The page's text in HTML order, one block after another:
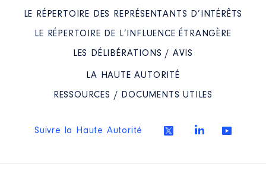
LE RÉPERTOIRE DES REPRÉSENTANTS D’INTÉRÊTS
LE RÉPERTOIRE DE L’INFLUENCE ÉTRANGÈRE
LES DÉLIBÉRATIONS / AVIS
LA HAUTE AUTORITÉ
RESSOURCES / DOCUMENTS UTILES
Suivre la Haute Autorité